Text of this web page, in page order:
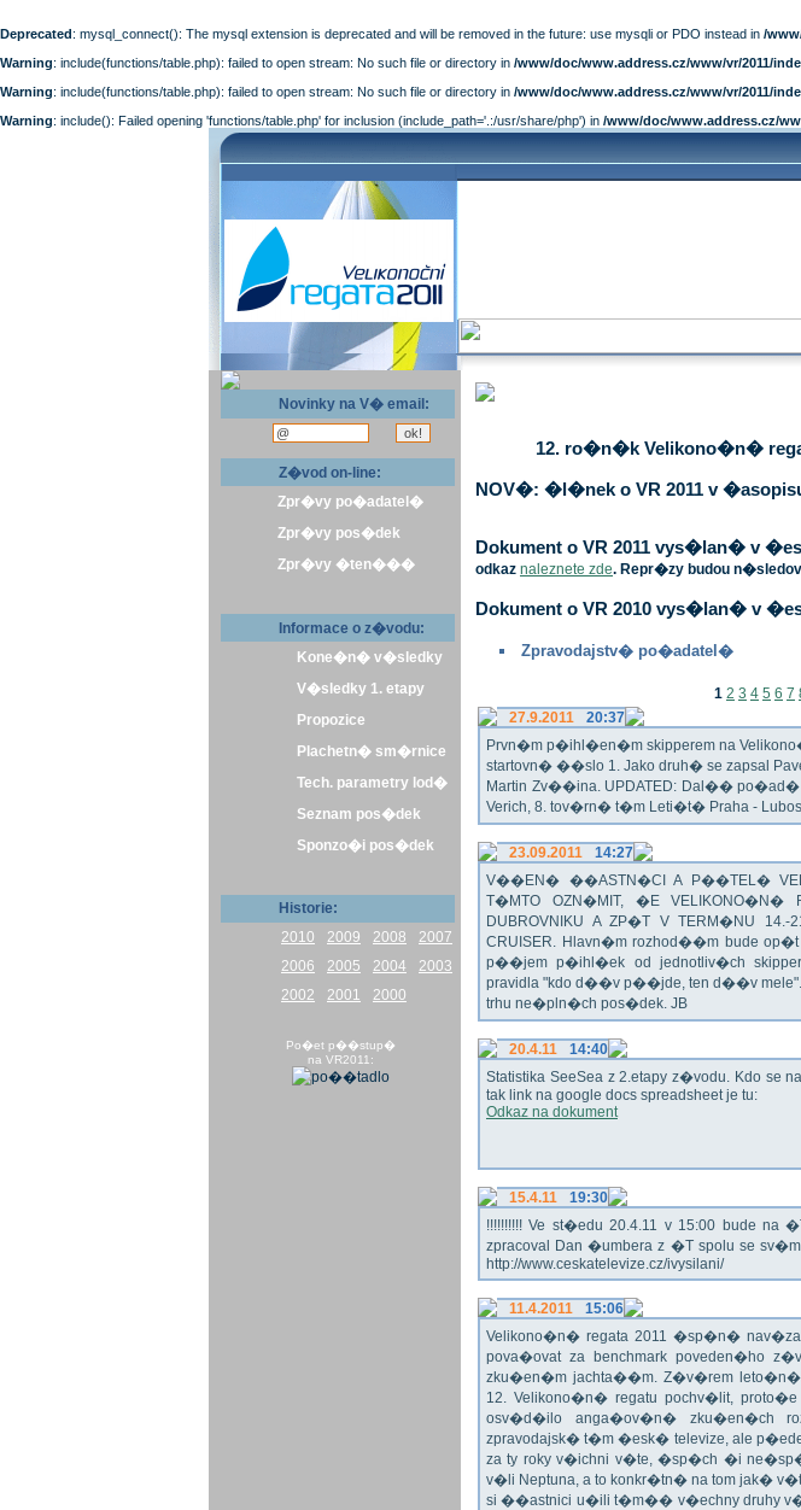
Deprecated: mysql_connect(): The mysql extension is deprecated and will be removed in the future: use mysqli or PDO instead in /
Warning: include(functions/table.php): failed to open stream: No such file or directory in /www/doc/www.address.cz/www/vr/2011/
Warning: include(functions/table.php): failed to open stream: No such file or directory in /www/doc/www.address.cz/www/vr/2011/
Warning: include(): Failed opening 'functions/table.php' for inclusion (include_path='.:/usr/share/php') in /www/doc/www.address.cz/
Novinky na V� email:
Z�vod on-line:
Zpr�vy po�adatel�
Zpr�vy pos�dek
Zpr�vy �ten���
Informace o z�vodu:
Kone�n� v�sledky
V�sledky 1. etapy
Propozice
Plachetn� sm�rnice
Tech. parametry lod�
Seznam pos�dek
Sponzo�i pos�dek
Historie:
2010
2009 2008
2007
2006
2005 2004
2003
2002
2001 2000
Po�et p��stup�
na VR2011:
12. ro�n�k Velikono�n�
NOV�: �l�nek o VR 2011 v
Dokument o VR 2011 vys�lan� v
odkaz naleznete zde. Repr�zy budou
Dokument o VR 2010 vys�lan� v
Zpravodajstv� po�adatel�
1 2 3 4 5 6 7
27.9.2011
20:37
Prvn�m p�ihl�en�m skipperem na
startovn� ��slo 1. Jako druh� se zapsal
Martin Zv��ina. UPDATED: Dal��
Verich, 8. tov�rn� t�m Leti�t� Praha -
23.09.2011
14:27
V��EN� ��ASTN�CI A P��TEL�
T�MTO OZN�MIT, �E VELIKONO�N�
DUBROVNIKU A ZP�T V TERM�NU 14.-
CRUISER. Hlavn�m rozhod��m bude
p��jem p�ihl�ek od jednotliv�ch
pravidla "kdo d��v p��jde, ten d��v
trhu ne�pln�ch pos�dek. JB
20.4.11
14:40
Statistika SeeSea z 2.etapy z�vodu. Kdo se
tak link na google docs spreadsheet je tu:
Odkaz na dokument
15.4.11
19:30
!!!!!!!!!! Ve st�edu 20.4.11 v 15:00 bude na
zpracoval Dan �umbera z �T spolu se
http://www.ceskatelevize.cz/ivysilani/
11.4.2011
15:06
Velikono�n� regata 2011 �sp�n�
pova�ovat za benchmark poveden�ho
zku�en�m jachta��m. Z�v�rem
12. Velikono�n� regatu pochv�lit,
osv�d�ilo anga�ov�n� zku�en�ch
zpravodajsk� t�m �esk� televize, ale
za ty roky v�ichni v�te, �sp�ch �i
v�li Neptuna, a to konkr�tn� na tom jak�
si ��astnici u�ili t�m�� v�echny druhy